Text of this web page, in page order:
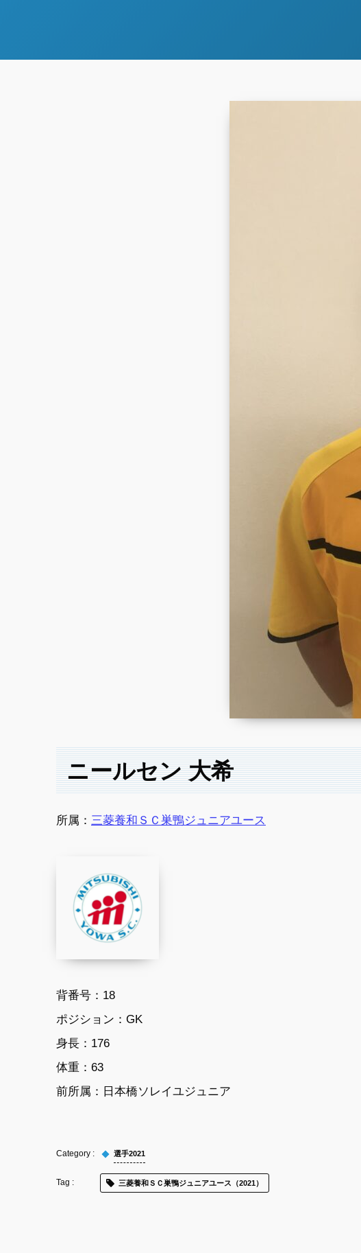
ニールセン 大希
所属： 三菱養和ＳＣ巣鴨ジュニアユース
背番号：18
ポジション：GK
身長：176
体重：63
前所属：日本橋ソレイユジュニア
選手2021
三菱養和ＳＣ巣鴨ジュニアユース（2021）